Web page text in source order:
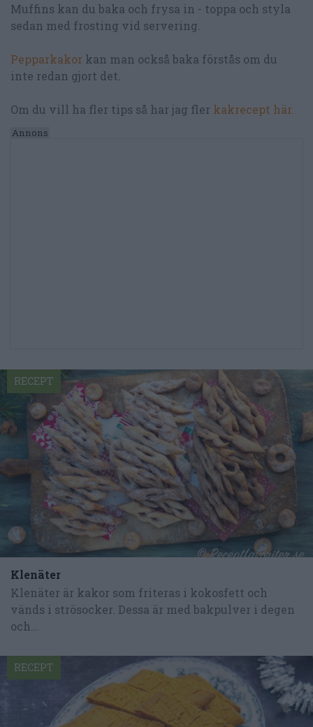
Muffins kan du baka och frysa in - toppa och styla
sedan med frosting vid servering.
Pepparkakor kan man också baka förstås om du
inte redan gjort det.
Om du vill ha fler tips så har jag fler kakrecept här.
Klenäter
Klenäter är kakor som friteras i kokosfett och
vänds i strösocker. Dessa är med bakpulver i degen
och...
RECEPT
RECEPT